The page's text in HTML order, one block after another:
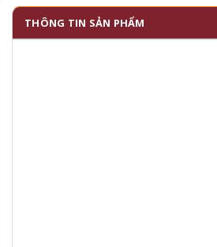
THÔNG TIN SẢN PHẨM